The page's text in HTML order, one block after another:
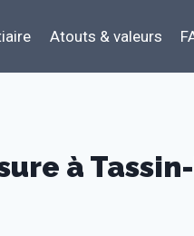
Atouts & valeurs
à